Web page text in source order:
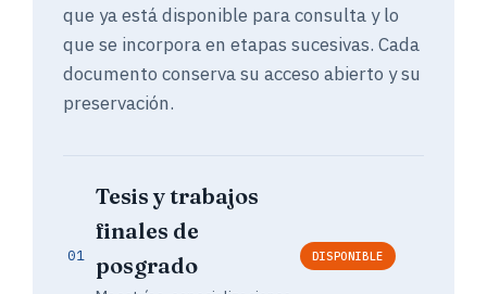
que ya está disponible para consulta y lo
que se incorpora en etapas sucesivas. Cada
documento conserva su acceso abierto y su
preservación.
01
Tesis y trabajos
finales de
posgrado
DISPONIBLE